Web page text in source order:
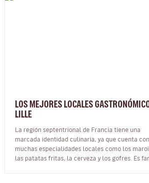
LOS MEJORES LOCALES
LILLE
La región septentrional de Francia tiene una
marcada identidad culinaria, ya que cuenta con
muchas especialidades locales como los
las patatas fritas, la cerveza y los gofres. Es